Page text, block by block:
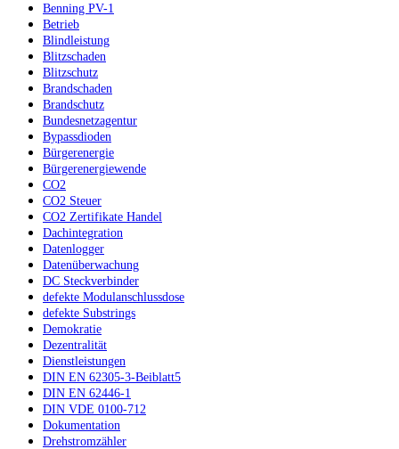
Benning PV-1
Betrieb
Blindleistung
Blitzschaden
Blitzschutz
Brandschaden
Brandschutz
Bundesnetzagentur
Bypassdioden
Bürgerenergie
Bürgerenergiewende
CO2
CO2 Steuer
CO2 Zertifikate Handel
Dachintegration
Datenlogger
Datenüberwachung
DC Steckverbinder
defekte Modulanschlussdose
defekte Substrings
Demokratie
Dezentralität
Dienstleistungen
DIN EN 62305-3-Beiblatt5
DIN EN 62446-1
DIN VDE 0100-712
Dokumentation
Drehstromzähler